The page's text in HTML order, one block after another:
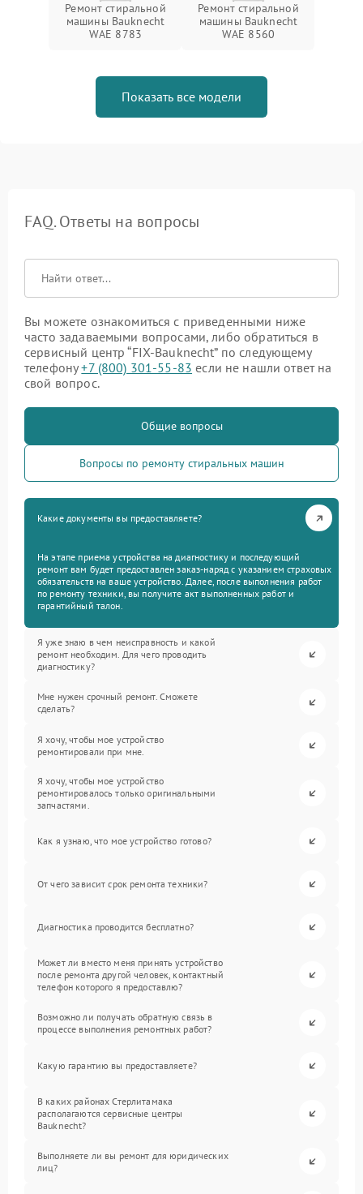
Ремонт стиральной
машины Bauknecht
WAE 8783
Ремонт стиральной
машины Bauknecht
WAE 8560
Показать все модели
FAQ. Ответы на вопросы
Вы можете ознакомиться с приведенными ниже
часто задаваемыми вопросами, либо обратиться в
сервисный центр “FIX-Bauknecht” по следующему
телефону+7 (800) 301-55-83 если не нашли ответ на
свой вопрос.
Общие вопросы
Вопросы по ремонту стиральных машин
Какие документы вы предоставляете?
На этапе приема устройства на диагностику и последующий
ремонт вам будет предоставлен заказ-наряд с указанием страховых
обязательств на ваше устройство. Далее, после выполнения работ
по ремонту техники, вы получите акт выполненных работ и
гарантийный талон.
Я уже знаю в чем неисправность и какой
ремонт необходим. Для чего проводить
диагностику?
Мне нужен срочный ремонт. Сможете
сделать?
Я хочу, чтобы мое устройство
ремонтировали при мне.
Я хочу, чтобы мое устройство
ремонтировалось только оригинальными
запчастями.
Как я узнаю, что мое устройство готово?
От чего зависит срок ремонта техники?
Диагностика проводится бесплатно?
Может ли вместо меня принять устройство
после ремонта другой человек, контактный
телефон которого я предоставлю?
Возможно ли получать обратную связь в
процессе выполнения ремонтных работ?
Какую гарантию вы предоставляете?
В каких районах Стерлитамака
располагаются сервисные центры
Bauknecht?
Выполняете ли вы ремонт для юридических
лиц?